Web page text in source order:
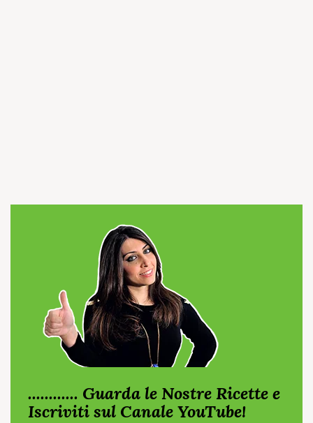
............ Guarda le Nostre Ricette e
Iscriviti sul Canale YouTube!